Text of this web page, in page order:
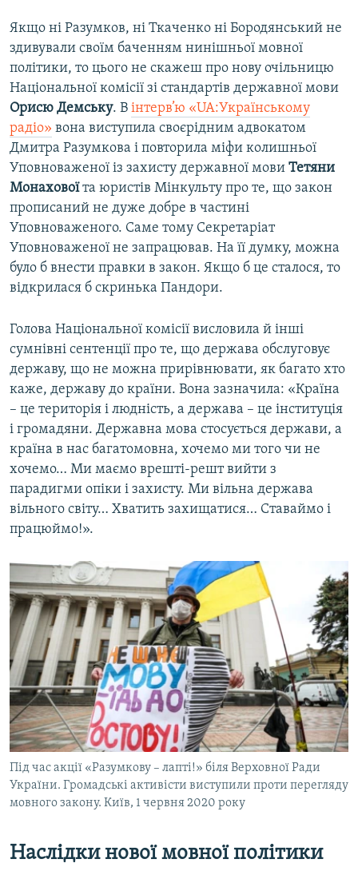
Якщо ні Разумков, ні Ткаченко ні Бородянський не
здивували своїм баченням нинішньої мовної
політики, то цього не скажеш про нову очільницю
Національної комісії зі стандартів державної мови
Орисю Демську. В інтерв’ю «UA:Українському
радіо» вона виступила своєрідним адвокатом
Дмитра Разумкова і повторила міфи колишньої
Уповноваженої із захисту державної мови Тетяни
Монаховоїта юристів Мінкульту про те, що закон
прописаний не дуже добре в частині
Уповноваженого. Саме тому Секретаріат
Уповноваженої не запрацював. На її думку, можна
було б внести правки в закон. Якщо б це сталося, то
відкрилася б скринька Пандори.
Голова Національної комісії висловила й інші
сумнівні сентенції про те, що держава обслуговує
державу, що не можна прирівнювати, як багато хто
каже, державу до країни. Вона зазначила: «Країна
– це територія і людність, а держава – це інституція
і громадяни. Державна мова стосується держави, а
країна в нас багатомовна, хочемо ми того чи не
хочемо… Ми маємо врешті-решт вийти з
парадигми опіки і захисту. Ми вільна держава
вільного світу… Хватить захищатися… Ставаймо і
працюймо!».
Під час акції «Разумкову – лапті!» біля Верховної Ради
України. Громадські активісти виступили проти перегляду
мовного закону. Київ, 1 червня 2020 року
Наслідки нової мовної політики